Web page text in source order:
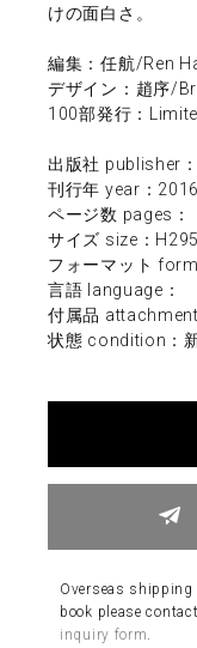
けの面白さ。
編集：任航/Ren
デザイン：趙序/
100部発行：
出版社 publisher
刊行年 year：2016
ページ数 pages：
サイズ size：
フォーマット
言語 language：
付属品 attachment
状態 condition：
Overseas
book please
inquiry form.